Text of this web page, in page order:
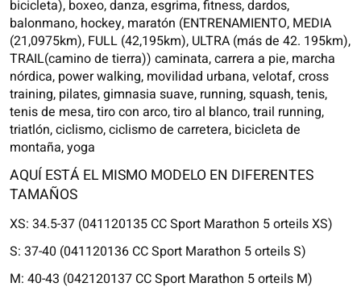
bicicleta), boxeo, danza, esgrima, fitness, dardos,
balonmano, hockey, maratón (ENTRENAMIENTO, MEDIA
(21,0975km), FULL (42,195km), ULTRA (más de 42. 195km),
TRAIL(camino de tierra)) caminata, carrera a pie, marcha
nórdica, power walking, movilidad urbana, velotaf, cross
training, pilates, gimnasia suave, running, squash, tenis,
tenis de mesa, tiro con arco, tiro al blanco, trail running,
triatlón, ciclismo, ciclismo de carretera, bicicleta de
montaña, yoga
AQUÍ ESTÁ EL MISMO MODELO EN DIFERENTES
TAMAÑOS
XS: 34.5-37 (041120135 CC Sport Marathon 5 orteils XS)
S: 37-40 (041120136 CC Sport Marathon 5 orteils S)
M: 40-43 (042120137 CC Sport Marathon 5 orteils M)